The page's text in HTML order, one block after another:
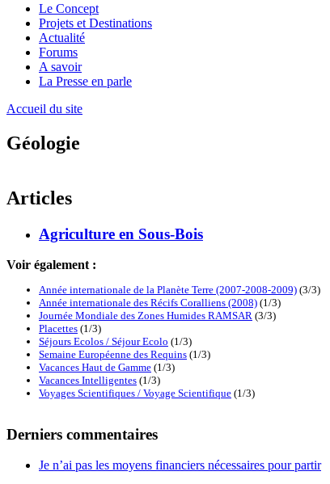
Le Concept
Projets et Destinations
Actualité
Forums
A savoir
La Presse en parle
Accueil du site
Géologie
Articles
Agriculture en Sous-Bois
Voir également :
Année internationale de la Planète Terre (2007-2008-2009) (3/3)
Année internationale des Récifs Coralliens (2008) (1/3)
Journée Mondiale des Zones Humides RAMSAR (3/3)
Placettes (1/3)
Séjours Ecolos / Séjour Ecolo (1/3)
Semaine Européenne des Requins (1/3)
Vacances Haut de Gamme (1/3)
Vacances Intelligentes (1/3)
Voyages Scientifiques / Voyage Scientifique (1/3)
Derniers commentaires
Je n’ai pas les moyens financiers nécessaires pour partir